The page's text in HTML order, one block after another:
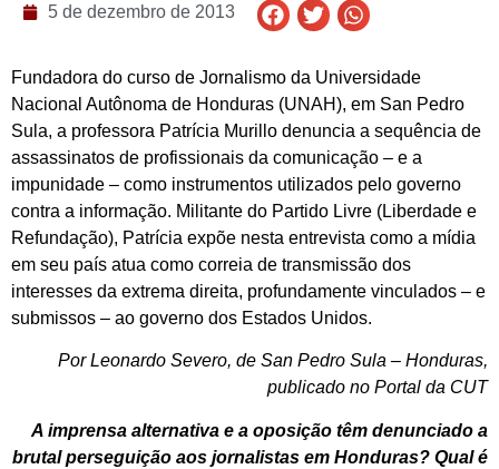
5 de dezembro de 2013
Fundadora do curso de Jornalismo da Universidade
Nacional Autônoma de Honduras (UNAH), em San Pedro
Sula, a professora Patrícia Murillo denuncia a sequência de
assassinatos de profissionais da comunicação – e a
impunidade – como instrumentos utilizados pelo governo
contra a informação. Militante do Partido Livre (Liberdade e
Refundação), Patrícia expõe nesta entrevista como a mídia
em seu país atua como correia de transmissão dos
interesses da extrema direita, profundamente vinculados – e
submissos – ao governo dos Estados Unidos.
Por Leonardo Severo, de San Pedro Sula – Honduras,
publicado no Portal da CUT
A imprensa alternativa e a oposição têm denunciado a
brutal perseguição aos jornalistas em Honduras? Qual é